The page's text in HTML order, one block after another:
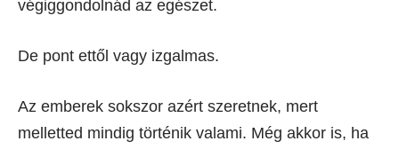
végiggondolnád az egészet.
De pont ettől vagy izgalmas.
Az emberek sokszor azért szeretnek, mert
melletted mindig történik valami. Még akkor is, ha